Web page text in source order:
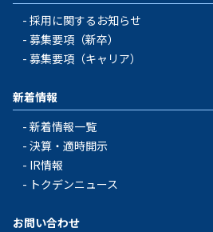
採用に関するお知らせ
募集要項（新卒）
募集要項（キャリア）
新着情報
新着情報一覧
決算・適時開示
IR情報
トクデンニュース
お問い合わせ